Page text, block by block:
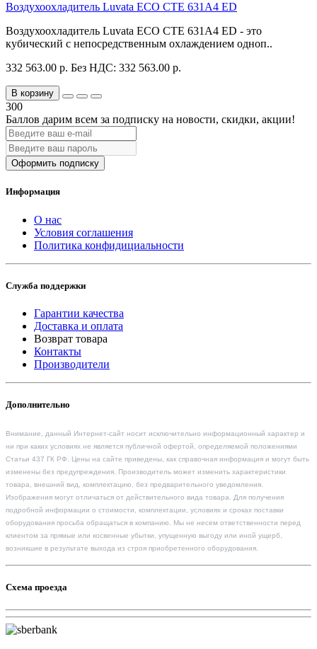
Воздухоохладитель Luvata ECO CTE 631A4 ED
Воздухоохладитель Luvata ECO CTE 631A4 ED - это
кубический с непосредственным охлаждением одноп..
332 563.00 р. Без НДС: 332 563.00 р.
В корзину
300
Баллов дарим всем за подписку на новости, скидки, акции!
Оформить подписку
Информация
О нас
Условия соглашения
Политика конфидициальности
Служба поддержки
Гарантии качества
Доставка и оплата
Возврат товара
Контакты
Производители
Дополнительно
Внимание, данный Интернет-сайт носит исключительно информационный характер и
ни при каких условиях не является публичной офертой, определяемой положениями
Статьи 437 ГК РФ. Цены на сайте приведены, как справочная информация и могут быть
изменены без предупреждения. Производитель может изменить характеристики
товара, внешний вид, комплектацию, без предварительного уведомления.
Изображения могут отличаться от действительного вида товара. Для получения
подробной информации о стоимости, комплектации, условиях и сроках поставки
оборудования просьба обращаться в компанию. Мы не несем ответственности перед
клиентом за прямые или косвенные убытки, упущенную выгоду или иной ущерб,
возникшие в результате выхода из строя приобретенного оборудования.
Схема проезда